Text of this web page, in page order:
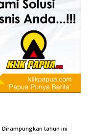
Dirampungkan tahun ini